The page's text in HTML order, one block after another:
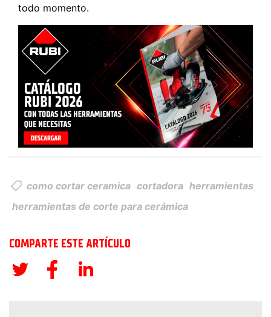
todo momento.
como cortar ceramica cortadora herramientas
herramientas de corte para cerámica
COMPARTE ESTE ARTÍCULO